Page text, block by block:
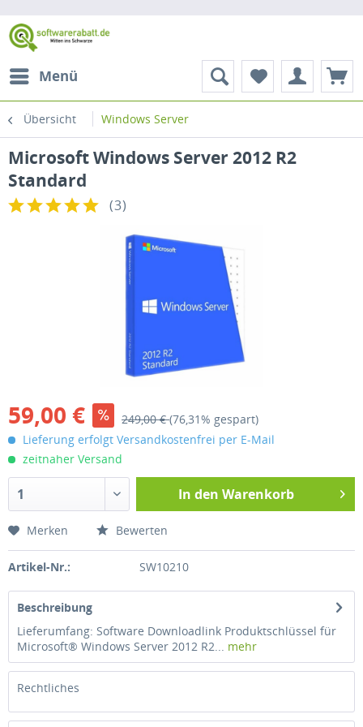
Menü
Übersicht Windows Server
Microsoft Windows Server 2012 R2
Standard
(3)
59,00 € 249,00 €(76,31% gespart)
Lieferung erfolgt Versandkostenfrei per E-Mail
zeitnaher Versand
In den Warenkorb
Merken Bewerten
Artikel-Nr.: SW10210
Beschreibung
Lieferumfang: Software Downloadlink Produktschlüssel für
Microsoft® Windows Server 2012 R2... mehr
Rechtliches